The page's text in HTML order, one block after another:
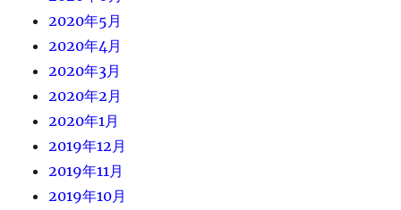
2020年5月
2020年4月
2020年3月
2020年2月
2020年1月
2019年12月
2019年11月
2019年10月